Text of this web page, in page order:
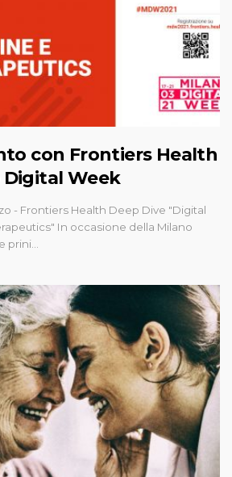
con Frontiers Health
Digital Week
- Frontiers Health Deep Dive "Digital
In occasione della Milano
prini…